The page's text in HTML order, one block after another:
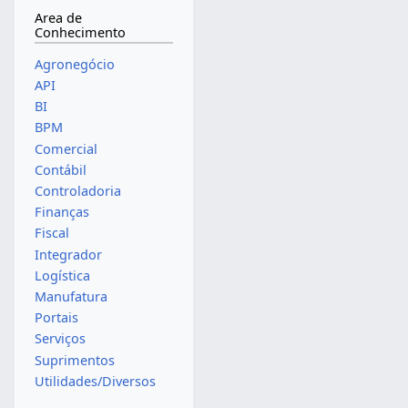
Area de
Conhecimento
Agronegócio
API
BI
BPM
Comercial
Contábil
Controladoria
Finanças
Fiscal
Integrador
Logística
Manufatura
Portais
Serviços
Suprimentos
Utilidades/Diversos